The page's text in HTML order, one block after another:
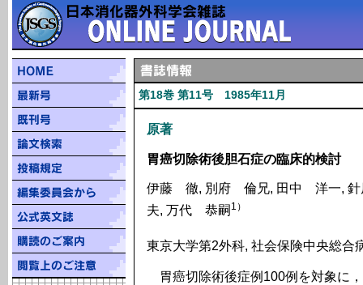
第18巻 第11号 1985年11月
原著
胃癌切除術後胆石症の臨床的検討
伊藤 徹, 別府 倫兄, 田中 洋一,
夫, 万代 恭嗣 1）
東京大学第2外科, 社会保険中央総合
胃癌切除術後症例100例を対象に